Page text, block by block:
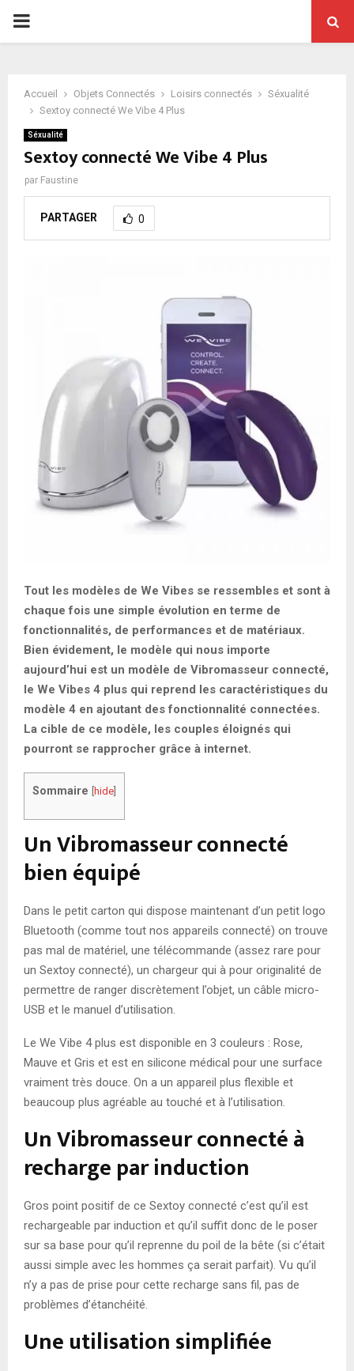
PRIMARY
Accueil Objets Connectés Loisirs connectés
Séxualité
Sextoy connecté We Vibe 4 Plus
Séxualité
Sextoy connecté We Vibe 4 Plus
par Faustine
PARTAGER 0
Tout les modèles de We Vibes se ressembles et sont à
chaque fois une simple évolution en terme de
fonctionnalités, de performances et de matériaux.
Bien évidement, le modèle qui nous importe
aujourd’hui est un modèle de Vibromasseur connecté,
le We Vibes 4 plus qui reprend les caractéristiques du
modèle 4 en ajoutant des fonctionnalité connectées.
La cible de ce modèle, les couples éloignés qui
pourront se rapprocher grâce à internet.
Sommaire [hide]
Un Vibromasseur connecté
bien équipé
Dans le petit carton qui dispose maintenant d’un petit logo
Bluetooth (comme tout nos appareils connecté) on trouve
pas mal de matériel, une télécommande (assez rare pour
un Sextoy connecté), un chargeur qui à pour originalité de
permettre de ranger discrètement l’objet, un câble micro-
USB et le manuel d’utilisation.
Le We Vibe 4 plus est disponible en 3 couleurs : Rose,
Mauve et Gris et est en silicone médical pour une surface
vraiment très douce. On a un appareil plus flexible et
beaucoup plus agréable au touché et à l’utilisation.
Un Vibromasseur connecté à
recharge par induction
Gros point positif de ce Sextoy connecté c’est qu’il est
rechargeable par induction et qu’il suffit donc de le poser
sur sa base pour qu’il reprenne du poil de la bête (si c’était
aussi simple avec les hommes ça serait parfait). Vu qu’il
n’y a pas de prise pour cette recharge sans fil, pas de
problèmes d’étanchéité.
Une utilisation simplifiée